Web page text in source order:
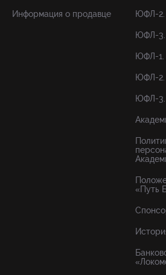
Информация о продавце ЮФЛ-
ЮФЛ-
ЮФЛ-
ЮФЛ-
ЮФЛ-
«Путь